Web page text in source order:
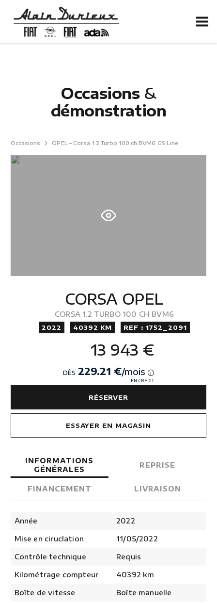
Occasions&
démonstration
Occasions OPEL – Corsa 1.2 Turbo 100 ch BVM6 GS Line
CORSA OPEL
CORSA 1.2 TURBO 100 CH BVM6
2022 40392 KM REF : 1752_2091
13 943 €
DÈS 229.21 €/mois i
EN CRÉDIT
RÉSERVER
ESSAYER EN MAGASIN
INFORMATIONS
GÉNÉRALES
REPRISE
FINANCEMENT LIVRAISON
Année 2022
Mise en ciruclation 11/05/2022
Contrôle technique Requis
Kilométrage compteur 40392 km
Boîte de vitesse Boîte manuelle